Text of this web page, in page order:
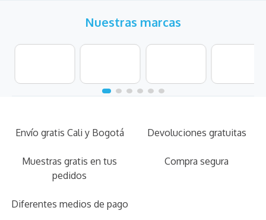
Nuestras marcas
Envío gratis Cali y Bogotá Devoluciones gratuitas
Muestras gratis en tus
pedidos
Compra segura
Diferentes medios de pago